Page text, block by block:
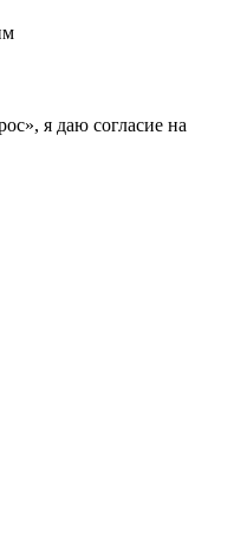
я даю согласие на